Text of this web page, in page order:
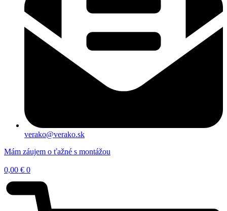
verako@verako.sk
Mám záujem o ťažné s montážou
0,00 € 0